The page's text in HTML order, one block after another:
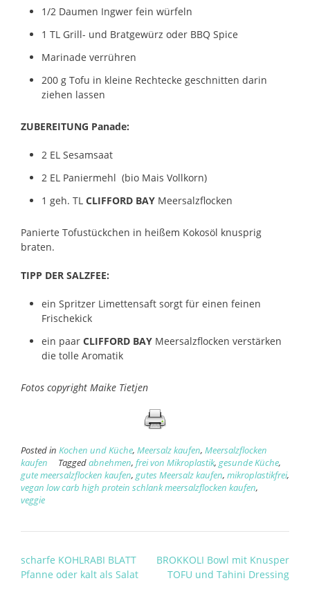
1/2 Daumen Ingwer fein würfeln
1 TL Grill- und Bratgewürz oder BBQ Spice
Marinade verrühren
200 g Tofu in kleine Rechtecke geschnitten darin
ziehen lassen
ZUBEREITUNG Panade:
2 EL Sesamsaat
2 EL Paniermehl (bio Mais Vollkorn)
1 geh. TL CLIFFORD BAY Meersalzflocken
Panierte Tofustückchen in heißem Kokosöl knusprig
braten.
TIPP DER SALZFEE:
ein Spritzer Limettensaft sorgt für einen feinen
Frischekick
ein paar CLIFFORD BAY Meersalzflocken verstärken
die tolle Aromatik
Fotos copyright Maike Tietjen
Posted in Kochen und Küche, Meersalz kaufen, Meersalzflocken
kaufen
Taggedabnehmen, frei von Mikroplastik, gesunde Küche,
gute meersalzflocken kaufen, gutes Meersalz kaufen, mikroplastikfrei,
vegan low carb high protein schlank meersalzflocken kaufen,
veggie
Post
navigation
scharfe KOHLRABI BLATT
Pfanne oder kalt als Salat
BROKKOLI Bowl mit Knusper
TOFU und Tahini Dressing